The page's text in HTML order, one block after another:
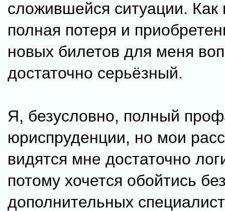
сложившейся ситуации. Как
полная потеря и
новых билетов для меня
достаточно серьёзный.
Я, безусловно, полный
юриспруденции, но мои
видятся мне достаточно
потому хочется обойтись
дополнительных